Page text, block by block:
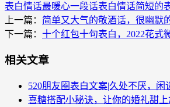
表白情话最暖心一段话表白情话简短的
上一篇： 简单又大气的敬酒话，很幽默
下一篇： 十个红包十句表白，2022花式
相关文章
520朋友圈表白文案|久处不厌，闲
喜糖搭配小秘诀，让你的婚礼甜上